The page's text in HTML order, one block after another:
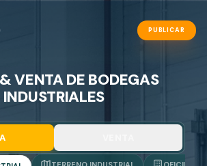
PUBLICAR
VENTA DE BODEGAS
INDUSTRIALES